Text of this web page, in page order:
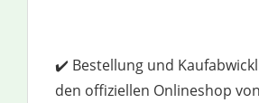
✔️ Bestellung und
den offiziellen Onlineshop